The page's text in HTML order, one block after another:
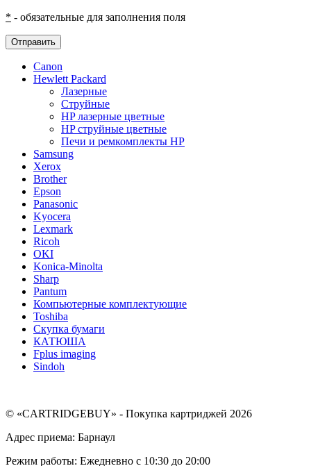
* - обязательные для заполнения поля
Отправить
Canon
Hewlett Packard
Лазерные
Струйные
HP лазерные цветные
HP струйные цветные
Печи и ремкомплекты HP
Samsung
Xerox
Brother
Epson
Panasonic
Kyocera
Lexmark
Ricoh
OKI
Konica-Minolta
Sharp
Pantum
Компьютерные комплектующие
Toshiba
Скупка бумаги
КАТЮША
Fplus imaging
Sindoh
© «CARTRIDGEBUY» - Покупка картриджей 2026
Адрес приема: Барнаул
Режим работы: Ежедневно с 10:30 до 20:00